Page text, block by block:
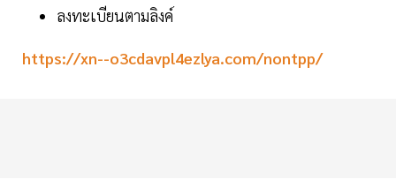
ลงทะเบียนตามลิงค์
https://xn--o3cdavpl4ezlya.com/nontpp/